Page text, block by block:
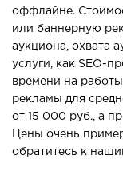
оффлайне.
или баннерную
аукциона, охвата
услуги, как SEO-
времени на
рекламы для
от 15 000 руб., а
Цены очень
обратитесь к